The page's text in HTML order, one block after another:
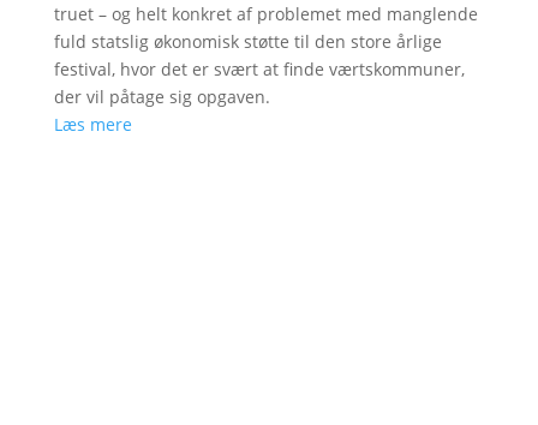
truet – og helt konkret af problemet med manglende
fuld statslig økonomisk støtte til den store årlige
festival, hvor det er svært at finde værtskommuner,
der vil påtage sig opgaven.
Læs mere